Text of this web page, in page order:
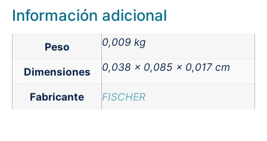
Información adicional
Peso 0,009 kg
Dimensiones 0,038 × 0,085 × 0,017 cm
Fabricante FISCHER